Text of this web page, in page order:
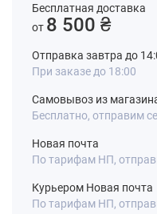
Бесплатная доставка
от 8 500 ₴
Отправка завтра до
При заказе до 18:00
Самовывоз из
Бесплатно, отправим
Новая почта
По тарифам НП,
Курьером Новая почта
По тарифам НП,